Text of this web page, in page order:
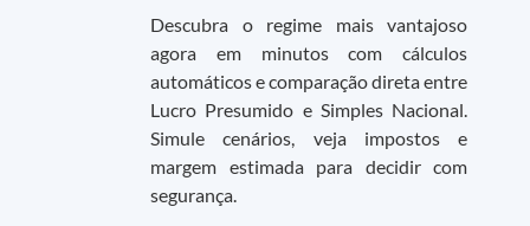
Descubra o regime mais vantajoso
agora em minutos com cálculos
automáticos e comparação direta entre
Lucro Presumido e Simples Nacional.
Simule cenários, veja impostos e
margem estimada para decidir com
segurança.